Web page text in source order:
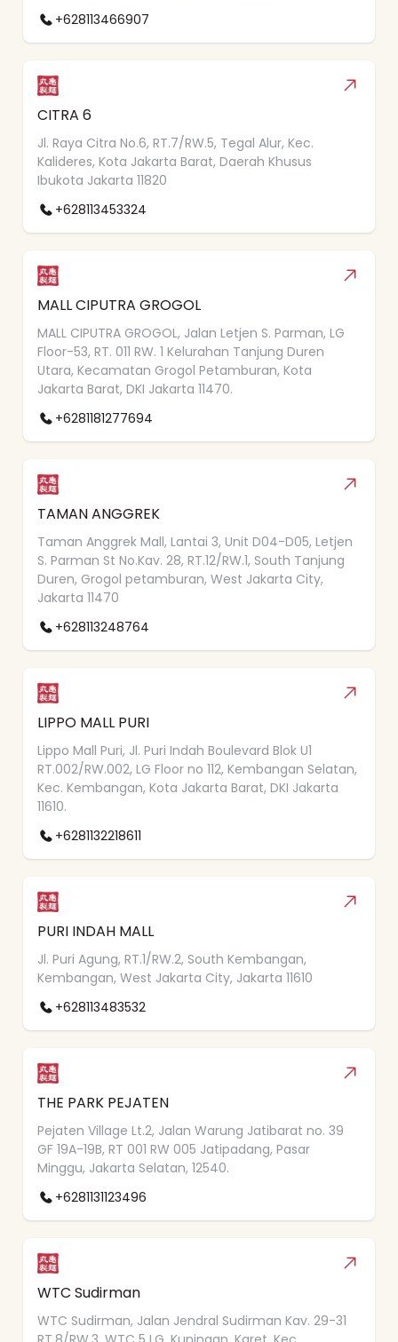
+628113466907
CITRA 6
Jl. Raya Citra No.6, RT.7/RW.5, Tegal Alur, Kec.
Kalideres, Kota Jakarta Barat, Daerah Khusus
Ibukota Jakarta 11820
+628113453324
MALL CIPUTRA GROGOL
MALL CIPUTRA GROGOL, Jalan Letjen S. Parman, LG
Floor-53, RT. 011 RW. 1 Kelurahan Tanjung Duren
Utara, Kecamatan Grogol Petamburan, Kota
Jakarta Barat, DKI Jakarta 11470.
+6281181277694
TAMAN ANGGREK
Taman Anggrek Mall, Lantai 3, Unit D04-D05, Letjen
S. Parman St No.Kav. 28, RT.12/RW.1, South Tanjung
Duren, Grogol petamburan, West Jakarta City,
Jakarta 11470
+628113248764
LIPPO MALL PURI
Lippo Mall Puri, Jl. Puri Indah Boulevard Blok U1
RT.002/RW.002, LG Floor no 112, Kembangan Selatan,
Kec. Kembangan, Kota Jakarta Barat, DKI Jakarta
11610.
+6281132218611
PURI INDAH MALL
Jl. Puri Agung, RT.1/RW.2, South Kembangan,
Kembangan, West Jakarta City, Jakarta 11610
+628113483532
THE PARK PEJATEN
Pejaten Village Lt.2, Jalan Warung Jatibarat no. 39
GF 19A-19B, RT 001 RW 005 Jatipadang, Pasar
Minggu, Jakarta Selatan, 12540.
+6281131123496
WTC Sudirman
WTC Sudirman, Jalan Jendral Sudirman Kav. 29-31